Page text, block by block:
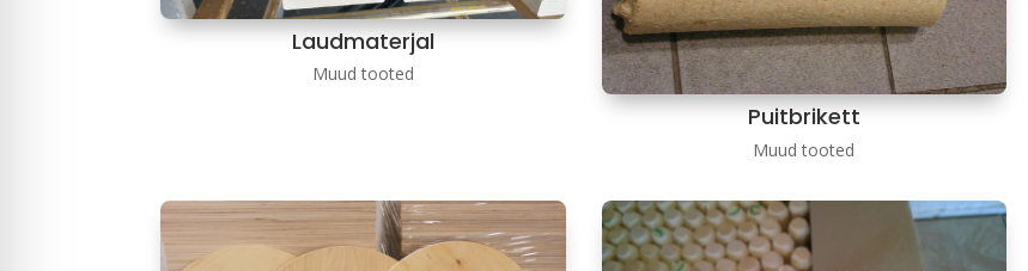
Laudmaterjal
Muud tooted
Puitbrikett
Muud tooted